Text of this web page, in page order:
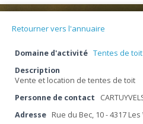
Retourner vers l'annuaire
Domaine d'activité Tentes de toit
Description
Vente et location de tentes de toit
Personne de contact
Adresse Rue du Bec, 10 - 4317